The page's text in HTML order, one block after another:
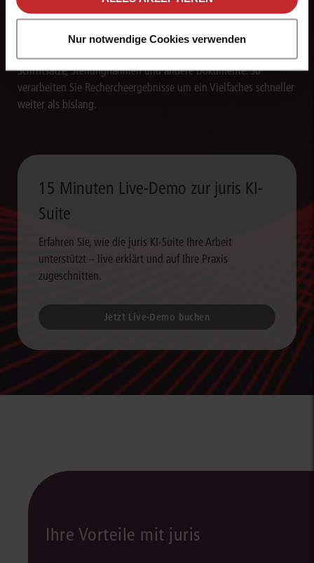
Nur notwendige Cookies verwenden
Texte blitzschnell erstellen
Die juris KI-Suite erstellt in Sekunden Textentwürfe für
Schriftsätze, Stellungnahmen und andere Dokumente. So
verarbeiten Sie Rechercheergebnisse um ein Vielfaches schneller
weiter als bislang.
15 Minuten Live-Demo zur juris KI-
Suite
Erfahren Sie, wie die juris KI-Suite Ihre Arbeit
unterstützt – live erklärt und auf Ihre Praxis
zugeschnitten.
Jetzt Live-Demo buchen
Ihre Vorteile mit juris